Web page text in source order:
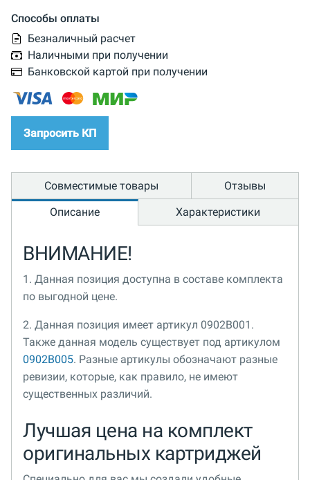
Способы оплаты
Безналичный расчет
Наличными при получении
Банковской картой при получении
Запросить КП
Совместимые товары
Отзывы
Описание
Характеристики
ВНИМАНИЕ!
1. Данная позиция доступна в составе комплекта
по выгодной цене.
2. Данная позиция имеет артикул 0902B001.
Также данная модель существует под артикулом
0902B005. Разные артикулы обозначают разные
ревизии, которые, как правило, не имеют
существенных различий.
Лучшая цена на комплект
оригинальных картриджей